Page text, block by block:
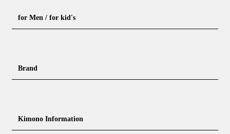
Casual kimono Outerwear
Footwear ＆ bag
for Men / for kid's
Men's Yukata Obi for men
Brand
Y. & SONS THE YARD
Kimono Information